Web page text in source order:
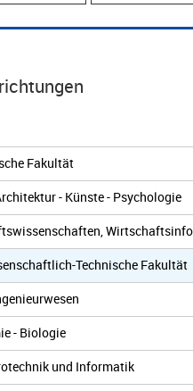
Fakultät
- Künste - Psychologie
Technische Fakultät
- Biologie
und Informatik